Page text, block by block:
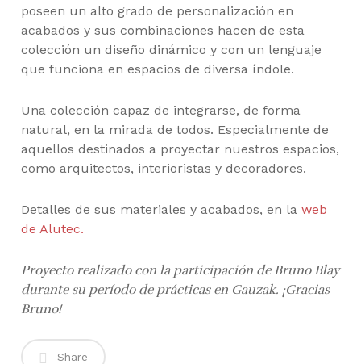
poseen un alto grado de personalización en
acabados y sus combinaciones hacen de esta
colección un diseño dinámico y con un lenguaje
que funciona en espacios de diversa índole.
Una colección capaz de integrarse, de forma
natural, en la mirada de todos. Especialmente de
aquellos destinados a proyectar nuestros espacios,
como arquitectos, interioristas y decoradores.
Detalles de sus materiales y acabados, en la web
de Alutec.
Proyecto realizado con la participación de Bruno Blay
durante su período de prácticas en Gauzak. ¡Gracias
Bruno!
Share